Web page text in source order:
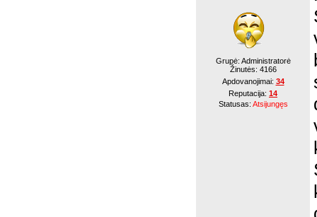
Grupė: Administratorė
Žinutės: 4166
Apdovanojimai: 34
Reputacija: 14
Statusas: Atsijungęs